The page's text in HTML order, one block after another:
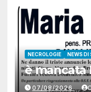
NECROLOGIE NEWS DI
è mancata
07/08/2026